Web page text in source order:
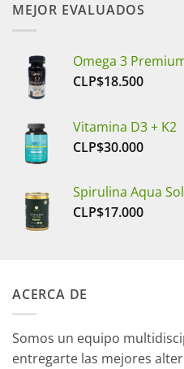
MEJOR EVALUADOS
Omega 3
CLP$18.500
Vitamina D3 + K2
CLP$30.000
Spirulina Aqua
CLP$17.000
ACERCA DE
Somos un equipo
entregarte las mejores